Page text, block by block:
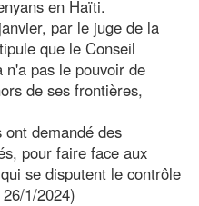
en Haïti.
par le juge de la
que le Conseil
n'a pas le pouvoir de
de ses frontières,
demandé des
pour faire face aux
se disputent le contrôle
1/2024)